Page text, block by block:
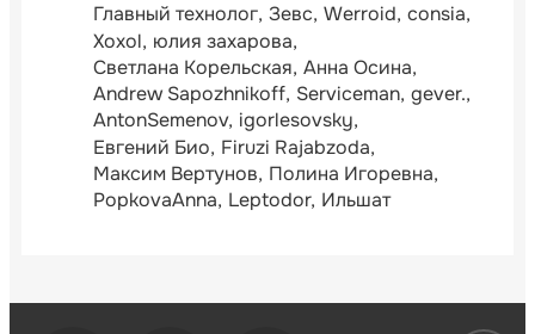
Главный технолог Зевс Werroid consia
Xoxol юлия захарова
Светлана Корельская Анна Осина
Andrew Sapozhnikoff Serviceman gever.
AntonSemenov igorlesovsky
Евгений Био Firuzi Rajabzoda
Максим Вертунов Полина Игоревна
PopkovaAnna Leptodor Ильшат